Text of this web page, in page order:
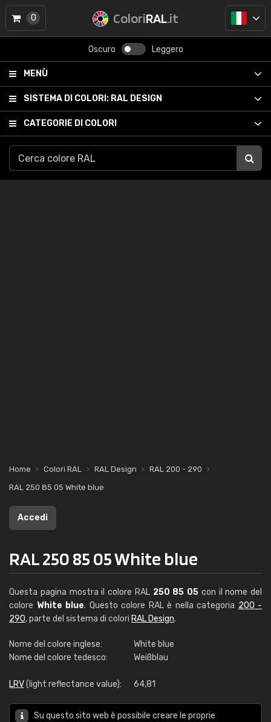
ColoriRAL.it
Oscuro Leggero
MENÙ
SISTEMA DI COLORI: RAL DESIGN
CATEGORIE DI COLORI
0
Home Colori RAL RAL Design
RAL 200 - 290
RAL 250 85 05 White blue
Accedi
RAL 250 85 05 White blue
Questa pagina mostra il colore RAL 250 85 05 con il nome del
colore White blue. Questo colore RAL è nella categoria 200 -
290, parte del sistema di colori RAL Design.
Nome del colore inglese:
White blue
Nome del colore tedesco:
Weißblau
LRV(light reflectance value): 64,81
Su questo sito web è possibile creare le proprie